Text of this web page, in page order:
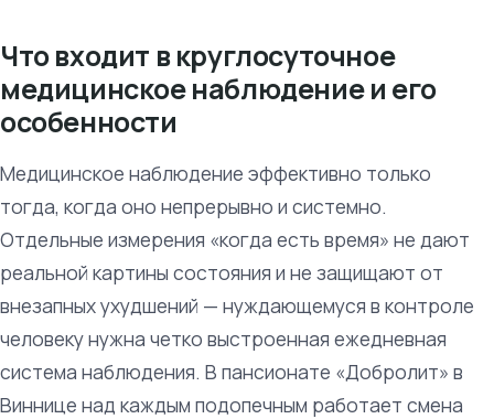
Что входит в круглосуточное
медицинское наблюдение и его
особенности
Медицинское наблюдение эффективно только
тогда, когда оно непрерывно и системно.
Отдельные измерения «когда есть время» не дают
реальной картины состояния и не защищают от
внезапных ухудшений — нуждающемуся в контроле
человеку нужна четко выстроенная ежедневная
система наблюдения. В пансионате «Добролит» в
Виннице над каждым подопечным работает смена